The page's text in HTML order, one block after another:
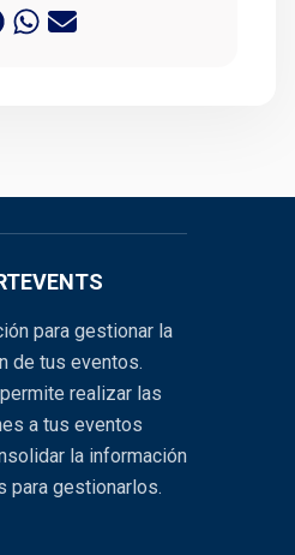
para gestionar la
de tus eventos.
realizar las
a tus eventos
la información
para gestionarlos.